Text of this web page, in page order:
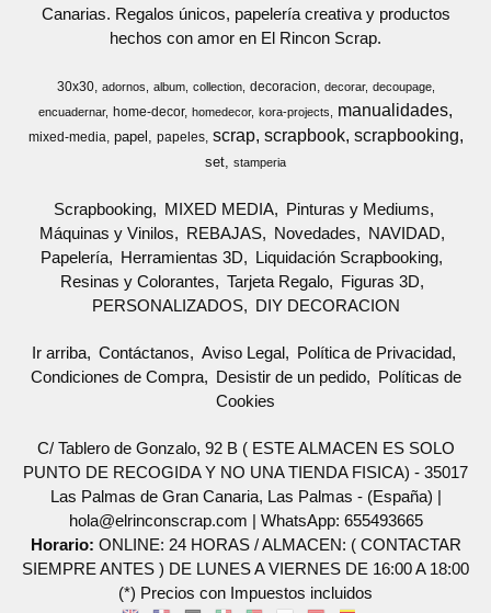
Canarias. Regalos únicos, papelería creativa y productos
hechos con amor en El Rincon Scrap.
30x30 adornos album collection decoracion decorar
decoupage
encuadernar
home-decor homedecor kora-projects manualidades
mixed-media papel papeles scrap scrapbook scrapbooking
set stamperia
Scrapbooking MIXED MEDIA
Pinturas y Mediums
Máquinas y Vinilos
REBAJAS Novedades
NAVIDAD
Papelería
Herramientas 3D
Liquidación Scrapbooking
Resinas y Colorantes
Tarjeta Regalo
Figuras 3D
PERSONALIZADOS
DIY DECORACION
Ir arriba Contáctanos Aviso Legal
Política de Privacidad
Condiciones de Compra
Desistir de un pedido
Políticas de
Cookies
C/ Tablero de Gonzalo, 92 B ( ESTE ALMACEN ES SOLO
PUNTO DE RECOGIDA Y NO UNA TIENDA FISICA) - 35017
Las Palmas de Gran Canaria, Las Palmas - (España) |
hola@elrinconscrap.com | WhatsApp: 655493665
Horario: ONLINE: 24 HORAS / ALMACEN: ( CONTACTAR
SIEMPRE ANTES ) DE LUNES A VIERNES DE 16:00 A 18:00
(*) Precios con Impuestos incluidos